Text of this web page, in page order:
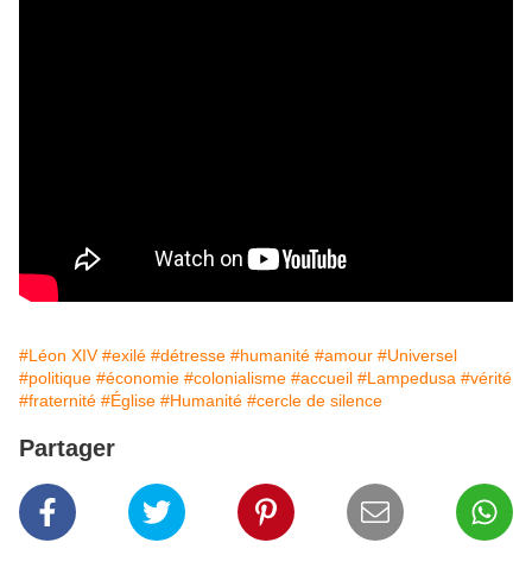
#Léon XIV #exilé #détresse #humanité #amour #Universel
#politique #économie #colonialisme #accueil #Lampedusa #vérité
#fraternité #Église #Humanité #cercle de silence
Partager